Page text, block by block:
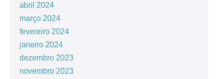
abril 2024
março 2024
fevereiro 2024
janeiro 2024
dezembro 2023
novembro 2023